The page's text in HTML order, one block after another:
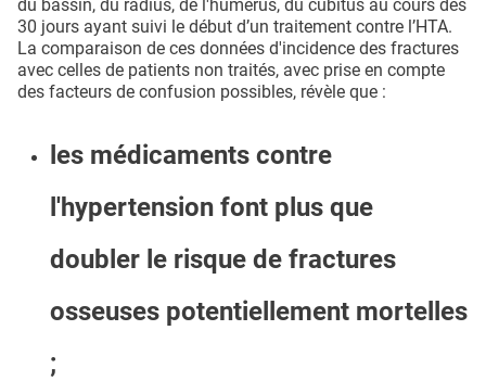
du bassin, du radius, de l'humérus, du cubitus au cours des
30 jours ayant suivi le début d’un traitement contre l’HTA.
La comparaison de ces données d'incidence des fractures
avec celles de patients non traités, avec prise en compte
des facteurs de confusion possibles, révèle que :
les médicaments contre
l'hypertension font plus que
doubler le risque de fractures
osseuses potentiellement mortelles
;